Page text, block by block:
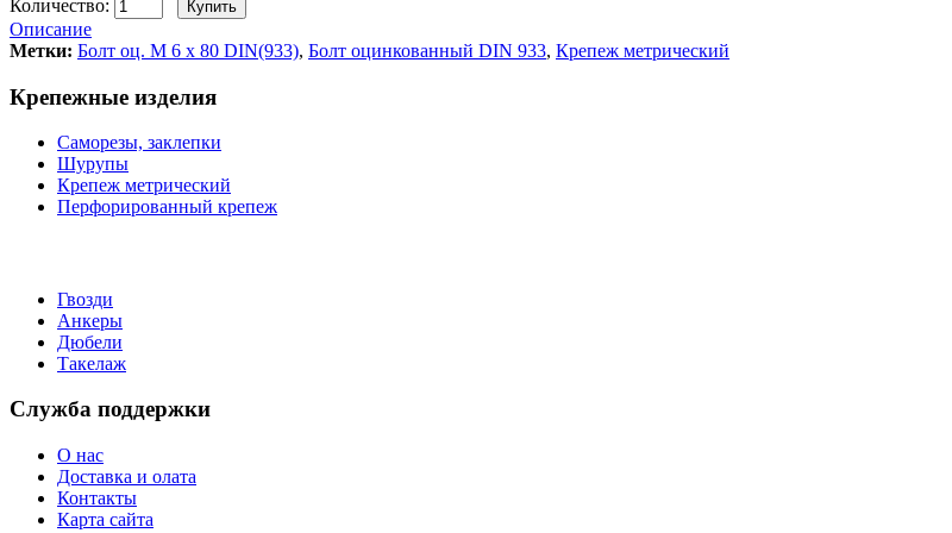
Количество:
Описание
Метки: Болт оц. М 6 х 80 DIN(933), Болт оцинкованный DIN 933, Крепеж метрический
Крепежные изделия
Саморезы, заклепки
Шурупы
Крепеж метрический
Перфорированный крепеж
Гвозди
Анкеры
Дюбели
Такелаж
Служба поддержки
О нас
Доставка и олата
Контакты
Карта сайта